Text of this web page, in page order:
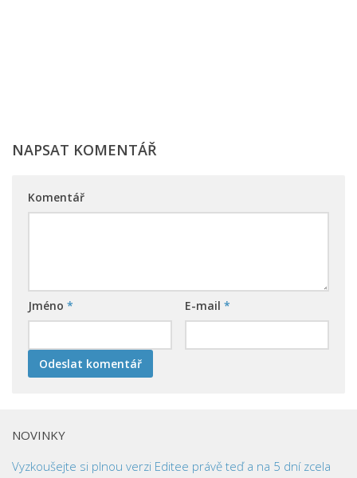
NAPSAT KOMENTÁŘ
Komentář
Jméno * E-mail *
NOVINKY
Vyzkoušejte si plnou verzi Editee právě teď a na 5 dní zcela